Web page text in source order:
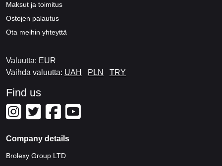
Maksut ja toimitus
Ostojen palautus
Ota meihin yhteyttä
Valuutta: EUR
Vaihda valuutta: UAH PLN TRY
Find us
Company details
Brolexy Group LTD